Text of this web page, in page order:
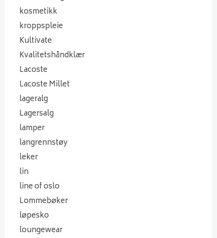
kosmetikk
kroppspleie
Kultivate
Kvalitetshåndklær
Lacoste
Lacoste Millet
lageralg
Lagersalg
lamper
langrennstøy
leker
lin
line of oslo
Lommebøker
løpesko
loungewear